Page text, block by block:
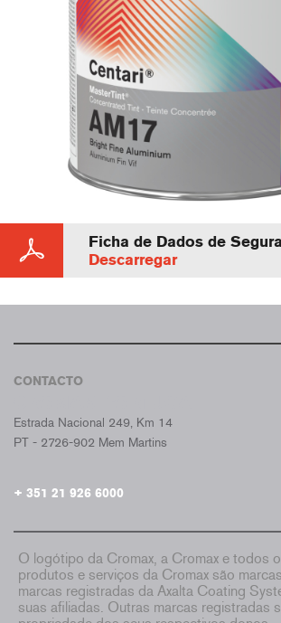
Ficha de Dados de
Descarregar
CONTACTO
Estrada Nacional 249, Km 14
PT - 2726-902 Mem Martins
+ 351 21 926 6000
O logótipo da Cromax, a Cromax e todos
produtos e serviços da Cromax são
marcas registradas da Axalta Coating
suas afiliadas. Outras marcas registradas